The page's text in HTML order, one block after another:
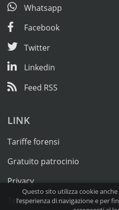
Whatsapp
Facebook
Twitter
Linkedin
Feed RSS
LINK
Tariffe forensi
Gratuito patrocinio
Privacy
Termini e condizioni
Questo sito utilizza cookie
l’esperienza di navigazione e per